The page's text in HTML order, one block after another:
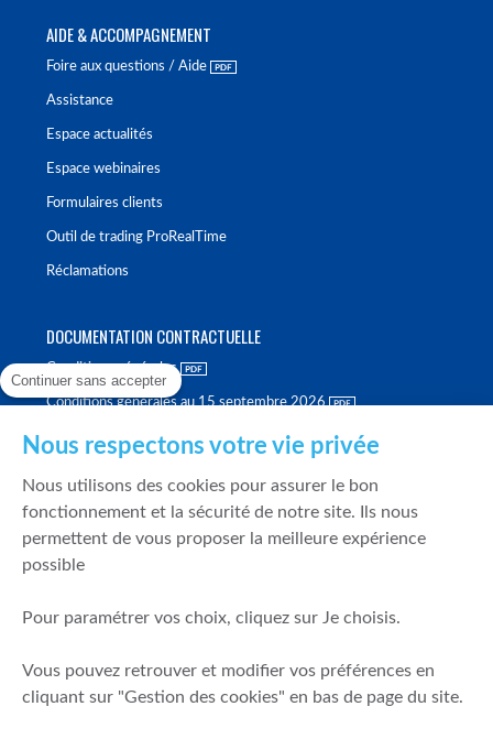
AIDE & ACCOMPAGNEMENT
Foire aux questions / Aide
Assistance
Espace actualités
Espace webinaires
Formulaires clients
Outil de trading ProRealTime
Réclamations
DOCUMENTATION CONTRACTUELLE
Conditions générales
Conditions générales au 15 septembre 2026
Politique de meilleure sélection
Politique de durabilité
Fonds de garantie des dépôts et de résolution
Mentions légales
Prévention de la fraude
Continuer sans accepter
Nous respectons votre vie privée
Nous utilisons des cookies pour assurer le bon
fonctionnement et la sécurité de notre site. Ils nous
permettent de vous proposer la meilleure expérience
possible
Pour paramétrer vos choix, cliquez sur Je choisis.
Vous pouvez retrouver et modifier vos préférences en
cliquant sur "Gestion des cookies" en bas de page du site.